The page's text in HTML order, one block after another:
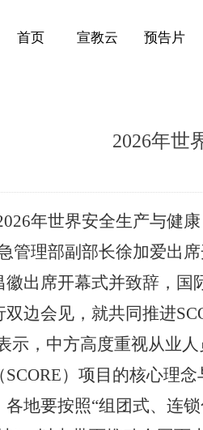
首页 宣教云 预告片
2026年世
年世界安全生产与健
管理部副部长徐加爱出
徽出席开幕式并致辞，国
双边会见，就共同推进
示，中方高度重视从业
SCORE）项目的核心理
各地要按照“组团式、连